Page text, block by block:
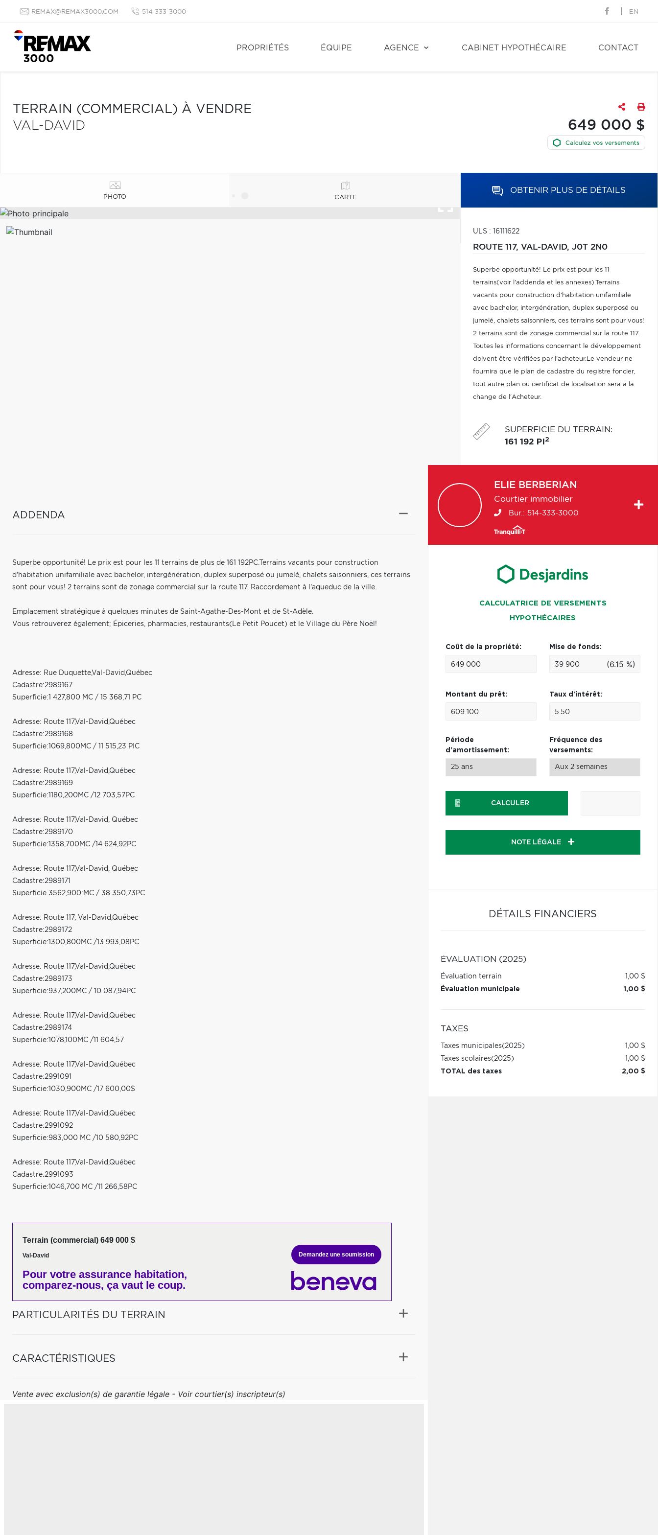
REMAX@REMAX3000.COM 514 333-3000 EN
PROPRIÉTÉS ÉQUIPE AGENCE CABINET HYPOTHÉCAIRE CONTACT
TERRAIN (COMMERCIAL) À VENDRE
VAL-DAVID
649 000 $
PHOTO CARTE
OBTENIR PLUS DE DÉTAILS
ULS : 16111622
ROUTE 117, VAL-DAVID, J0T 2N0
Superbe opportunité! Le prix est pour les 11
terrains(voir l'addenda et les annexes).Terrains
vacants pour construction d'habitation unifamiliale
avec bachelor, intergénération, duplex superposé ou
jumelé, chalets saisonniers, ces terrains sont pour vous!
2 terrains sont de zonage commercial sur la route 117.
Toutes les informations concernant le développement
doivent être vérifiées par l'acheteur.Le vendeur ne
fournira que le plan de cadastre du registre foncier,
tout autre plan ou certificat de localisation sera a la
change de l'Acheteur.
SUPERFICIE DU TERRAIN:
161 192 PI 2
ADDENDA
Superbe opportunité! Le prix est pour les 11 terrains de plus de 161 192PC.Terrains vacants pour construction
d'habitation unifamiliale avec bachelor, intergénération, duplex superposé ou jumelé, chalets saisonniers, ces terrains
sont pour vous! 2 terrains sont de zonage commercial sur la route 117. Raccordement à l'aqueduc de la ville.
Emplacement stratégique à quelques minutes de Saint-Agathe-Des-Mont et de St-Adèle.
Vous retrouverez également; Épiceries, pharmacies, restaurants(Le Petit Poucet) et le Village du Père Noël!
Adresse: Rue Duquette,Val-David,Québec
Cadastre:2989167
Superficie:1 427,800 MC / 15 368,71 PC
Adresse: Route 117,Val-David,Québec
Cadastre:2989168
Superficie:1069,800MC / 11 515,23 PIC
Adresse: Route 117,Val-David,Québec
Cadastre:2989169
Superficie:1180,200MC /12 703,57PC
Adresse: Route 117,Val-David, Québec
Cadastre:2989170
Superficie:1358,700MC /14 624,92PC
Adresse: Route 117,Val-David, Québec
Cadastre:2989171
Superficie 3562,900:MC / 38 350,73PC
Adresse: Route 117, Val-David,Québec
Cadastre:2989172
Superficie:1300,800MC /13 993,08PC
Adresse: Route 117,Val-David,Québec
Cadastre:2989173
Superficie:937,200MC / 10 087,94PC
Adresse: Route 117,Val-David,Québec
Cadastre:2989174
Superficie:1078,100MC /11 604,57
Adresse: Route 117,Val-David,Québec
Cadastre:2991091
Superficie:1030,900MC /17 600,00$
Adresse: Route 117,Val-David,Québec
Cadastre:2991092
Superficie:983,000 MC /10 580,92PC
Adresse: Route 117,Val-David,Québec
Cadastre:2991093
Superficie:1046,700 MC /11 266,58PC
Terrain (commercial) 649 000 $
Val-David
Pour votre assurance habitation,
comparez-nous, ça vaut le coup.
Demandez une soumission
PARTICULARITÉS DU TERRAIN
CARACTÉRISTIQUES
Vente avec exclusion(s) de garantie légale - Voir courtier(s) inscripteur(s)
ELIE BERBERIAN
Courtier immobilier
Bur.: 514-333-3000
CALCULATRICE DE VERSEMENTS
HYPOTHÉCAIRES
Coût de la propriété: Mise de fonds:
(6.15 %)
Montant du prêt: Taux d'intérêt:
Période
d'amortissement:
Fréquence des
versements:
CALCULER
NOTE LÉGALE
DÉTAILS FINANCIERS
ÉVALUATION (2025)
Évaluation terrain
1,00 $
Évaluation municipale
1,00 $
TAXES
Taxes municipales(2025)
1,00 $
Taxes scolaires(2025)
1,00 $
TOTAL des taxes
2,00 $